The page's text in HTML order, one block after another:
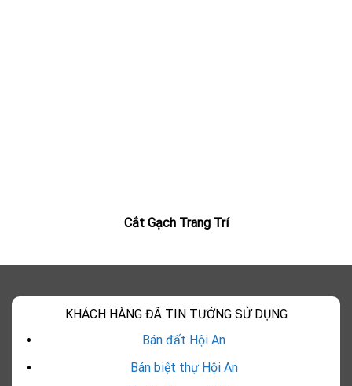
Cắt Gạch Trang Trí
KHÁCH HÀNG ĐÃ TIN TƯỞNG SỬ DỤNG
Bán đất Hội An
Bán biệt thự Hội An